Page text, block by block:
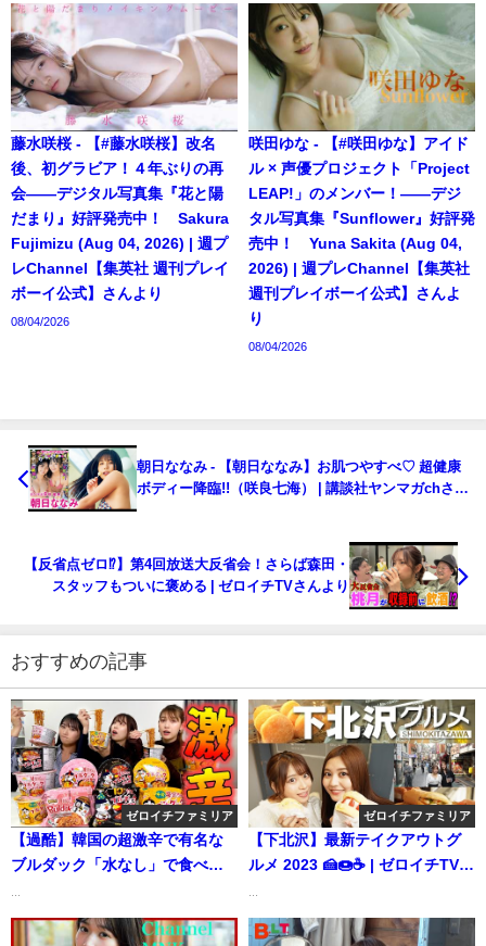
藤水咲桜 - 【#藤水咲桜】改名
後、初グラビア！４年ぶりの再
会――デジタル写真集『花と陽
だまり』好評発売中！ Sakura
Fujimizu (Aug 04, 2026) | 週プ
レChannel【集英社 週刊プレイ
ボーイ公式】さんより
08/04/2026
咲田ゆな - 【#咲田ゆな】アイド
ル × 声優プロジェクト「Project
LEAP!」のメンバー！――デジ
タル写真集『Sunflower』好評発
売中！ Yuna Sakita (Aug 04,
2026) | 週プレChannel【集英社
週刊プレイボーイ公式】さんよ
り
08/04/2026
朝日ななみ - 【朝日ななみ】お肌つやすべ♡ 超健康
ボディー降臨!!（咲良七海） | 講談社ヤンマガchさん
【反省点ゼロ⁉️】第4回放送大反省会！さらば森田・
スタッフもついに褒める | ゼロイチTVさんより
おすすめの記事
ゼロイチファミリア
【過酷】韓国の超激辛で有名な
ブルダック「水なし」で食べ切
ゼロイチファミリア
【下北沢】最新テイクアウトグ
ルメ 2023 🍰🍩☕️ | ゼロイチTVさ